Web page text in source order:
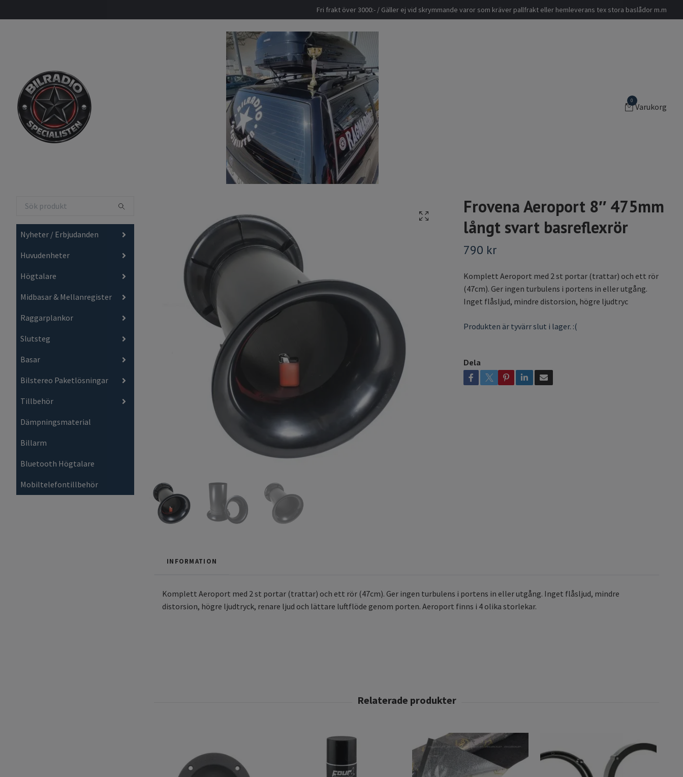
Fri frakt över 3000:- / Gäller ej vid skrymmande varor som kräver pallfrakt eller hemleverans tex stora baslådor m.m
0
Varukorg
Nyheter / Erbjudanden
Huvudenheter
Högtalare
Midbasar & Mellanregister
Raggarplankor
Slutsteg
Basar
Bilstereo Paketlösningar
Tillbehör
Dämpningsmaterial
Billarm
Bluetooth Högtalare
Mobiltelefontillbehör
Frovena Aeroport 8″ 475mm
långt svart basreflexrör
790 kr
Komplett Aeroport med 2 st portar (trattar) och ett rör
(47cm). Ger ingen turbulens i portens in eller utgång.
Inget flåsljud, mindre distorsion, högre ljudtryc
Produkten är tyvärr slut i lager. :(
Dela
INFORMATION
Komplett Aeroport med 2 st portar (trattar) och ett rör (47cm). Ger ingen turbulens i portens in eller utgång. Inget flåsljud, mindre
distorsion, högre ljudtryck, renare ljud och lättare luftflöde genom porten. Aeroport finns i 4 olika storlekar.